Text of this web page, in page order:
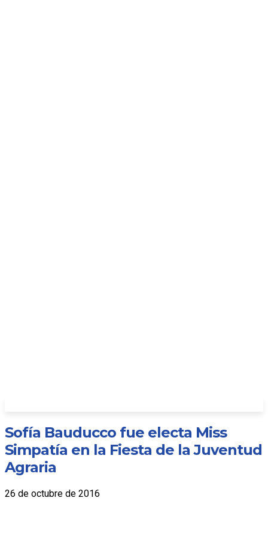
Sofía Bauducco fue electa Miss
Simpatía en la Fiesta de la Juventud
Agraria
26 de octubre de 2016